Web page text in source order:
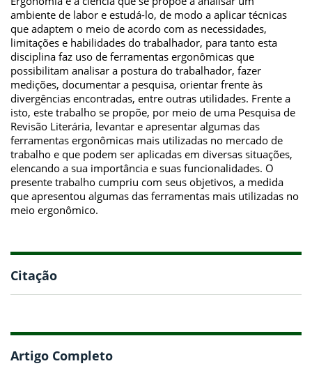
ambiente de labor e estudá-lo, de modo a aplicar técnicas
que adaptem o meio de acordo com as necessidades,
limitações e habilidades do trabalhador, para tanto esta
disciplina faz uso de ferramentas ergonômicas que
possibilitam analisar a postura do trabalhador, fazer
medições, documentar a pesquisa, orientar frente às
divergências encontradas, entre outras utilidades. Frente a
isto, este trabalho se propõe, por meio de uma Pesquisa de
Revisão Literária, levantar e apresentar algumas das
ferramentas ergonômicas mais utilizadas no mercado de
trabalho e que podem ser aplicadas em diversas situações,
elencando a sua importância e suas funcionalidades. O
presente trabalho cumpriu com seus objetivos, a medida
que apresentou algumas das ferramentas mais utilizadas no
meio ergonômico.
Citação
Artigo Completo